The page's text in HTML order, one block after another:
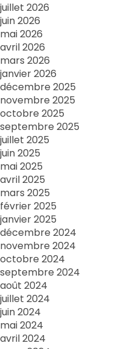
juillet 2026
juin 2026
mai 2026
avril 2026
mars 2026
janvier 2026
décembre 2025
novembre 2025
octobre 2025
septembre 2025
juillet 2025
juin 2025
mai 2025
avril 2025
mars 2025
février 2025
janvier 2025
décembre 2024
novembre 2024
octobre 2024
septembre 2024
août 2024
juillet 2024
juin 2024
mai 2024
avril 2024